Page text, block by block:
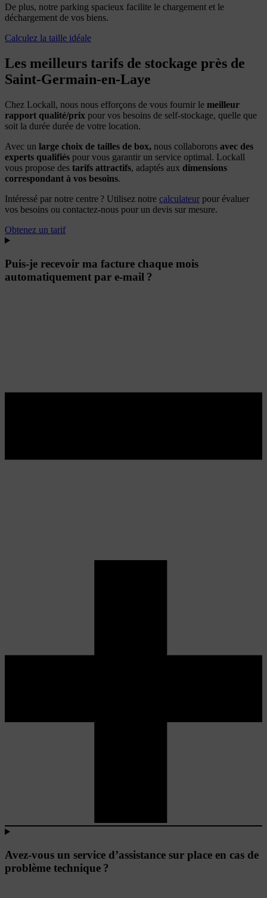
De plus, notre parking spacieux facilite le chargement et le
déchargement de vos biens.
Calculez la taille idéale
Les meilleurs tarifs de stockage près de
Saint-Germain-en-Laye
Chez Lockall, nous nous efforçons de vous fournir le meilleur
rapport qualité/prix pour vos besoins de self-stockage, quelle que
soit la durée durée de votre location.
Avec un large choix de tailles de box, nous collaborons avec des
experts qualifiés pour vous garantir un service optimal. Lockall
vous propose des tarifs attractifs, adaptés aux dimensions
correspondant à vos besoins.
Intéressé par notre centre ? Utilisez notre calculateur pour évaluer
vos besoins ou contactez-nous pour un devis sur mesure.
Obtenez un tarif
Puis-je recevoir ma facture chaque mois
automatiquement par e-mail ?
Avez-vous un service d’assistance sur place en cas de
problème technique ?